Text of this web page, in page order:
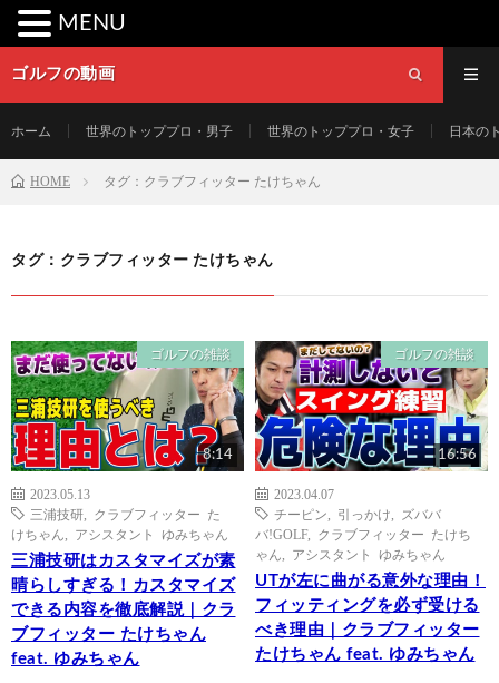
ゴルフの動画
ホーム 世界のトッププロ・男子 世界のトッププロ・女子 日本の
HOME タグ：クラブフィッター たけちゃん
タグ：クラブフィッター たけちゃん
ゴルフの雑談
8:14
2023.05.13
三浦技研
クラブフィッター た
けちゃん
アシスタント ゆみちゃん
三浦技研はカスタマイズが素
晴らしすぎる！カスタマイズ
できる内容を徹底解説｜クラ
ブフィッター たけちゃん
feat. ゆみちゃん
ゴルフの雑談
16:56
2023.04.07
チーピン
引っかけ
ズババ
バ!GOLF, クラブフィッター たけち
ゃん
アシスタント ゆみちゃん
UTが左に曲がる意外な理由！
フィッティングを必ず受ける
べき理由｜クラブフィッター
たけちゃん feat. ゆみちゃん
MENU